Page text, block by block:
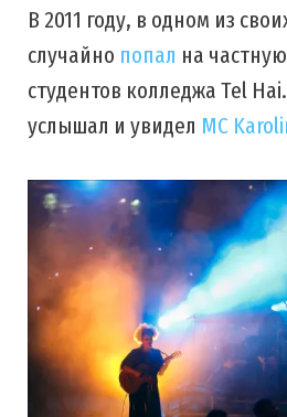
В 2011 году, в одном из
случайно попал на
студентов колледжа Tel
услышал и увидел MC